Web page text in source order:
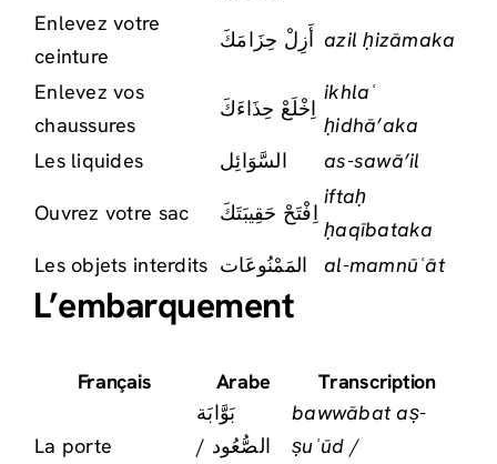
Enlevez votre
ceinture
أَزِلْ حِزَامَكَ azil ḥizāmaka
Enlevez vos
chaussures
اِخْلَعْ حِذَاءَكَ
ikhlaʿ
ḥidhā’aka
Les liquides
السَّوَائِل as-sawā’il
Ouvrez votre sac اِفْتَحْ حَقِيبَتَكَ
iftaḥ
ḥaqībataka
Les objets interdits المَمْنُوعَات al-mamnūʿāt
L’embarquement
Français Arabe Transcription
La porte
بَوَّابَة
الصُّعُود /
bawwābat aṣ-
ṣuʿūd /